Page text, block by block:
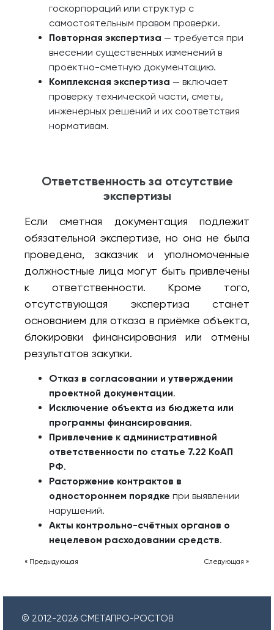
госкорпораций или структур с
самостоятельным правом проверки.
Повторная экспертиза — требуется при
внесении существенных изменений в
проектно-сметную документацию.
Комплексная экспертиза — включает
проверку технической части, сметы,
инженерных решений и их соответствия
нормативам.
Ответственность за отсутствие
экспертизы
Если сметная документация подлежит
обязательной экспертизе, но она не была
проведена, заказчик и уполномоченные
должностные лица могут быть привлечены
к ответственности. Кроме того,
отсутствующая экспертиза станет
основанием для отказа в приёмке объекта,
блокировки финансирования или отмены
результатов закупки.
Отказ в согласовании и утверждении
проектной документации.
Исключение объекта из бюджета или
программы финансирования.
Привлечение к административной
ответственности по статье 7.22 КоАП
РФ.
Расторжение контрактов в
одностороннем порядке при выявлении
нарушений.
Акты контрольно-счётных органов о
нецелевом расходовании средств.
Следующая »
« Предыдующая
© 2012-2026 СМЕТАПРО-РОСТОВ